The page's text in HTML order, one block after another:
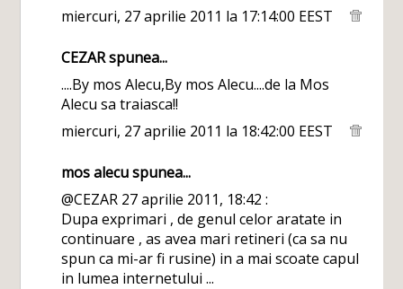
miercuri, 27 aprilie 2011 la 17:14:00 EEST
CEZARspunea...
....By mos Alecu,By mos Alecu....de la Mos
Alecu sa traiasca!!
miercuri, 27 aprilie 2011 la 18:42:00 EEST
mos alecuspunea...
@CEZAR 27 aprilie 2011, 18:42 :
Dupa exprimari , de genul celor aratate in
continuare , as avea mari retineri (ca sa nu
spun ca mi-ar fi rusine) in a mai scoate capul
in lumea internetului ...